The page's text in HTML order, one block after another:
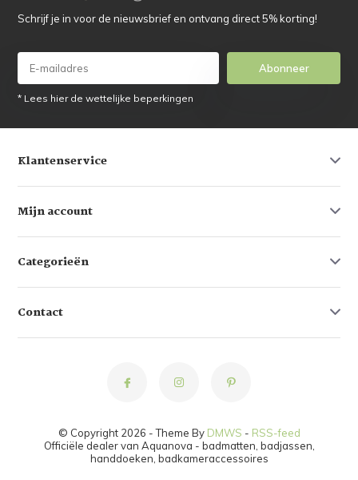
Schrijf je in voor de nieuwsbrief en ontvang direct 5% korting!
Abonneer
* Lees hier de wettelijke beperkingen
Klantenservice
Mijn account
Categorieën
Contact
© Copyright 2026 - Theme By DMWS - RSS-feed
Officiële dealer van Aquanova - badmatten, badjassen,
handdoeken, badkameraccessoires